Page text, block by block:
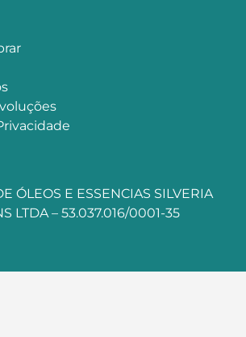
ÓLEOS E ESSENCIAS SILVERIA
LTDA – 53.037.016/0001-35